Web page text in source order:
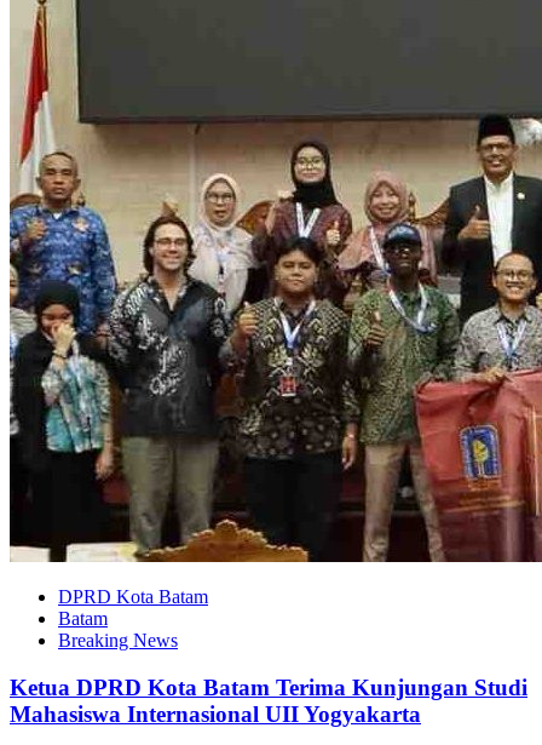
DPRD Kota Batam
Batam
Breaking News
Ketua DPRD Kota Batam Terima Kunjungan Studi
Mahasiswa Internasional UII Yogyakarta